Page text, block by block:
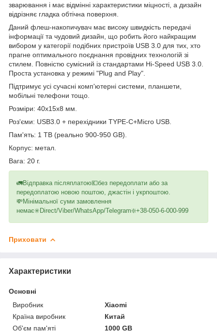
зварювання і має відмінні характеристики міцності, а дизайн
відрізняє гладка обтічна поверхня.
Даний флеш-накопичувач має високу швидкість передачі
інформації та чудовий дизайн, що робить його найкращим
вибором у категорії подібних пристроїв USB 3.0 для тих, хто
прагне оптимального поєднання провідних технологій зі
стилем. Повністю сумісний із стандартами Hi-Speed USB 3.0.
Проста установка у режимі "Plug and Play".
Підтримує усі сучасні комп'ютерні системи, планшети,
мобільні телефони тощо.
Розміри: 40x15x8 мм.
Роз'єми: USB3.0 + перехідники TYPE-C+Micro USB.
Пам'ять: 1 TB (реально 900-950 GB).
Корпус: метал.
Вага: 20 г.
🚛Відправка післяплатою💶без передоплати або за
передоплатою новою поштою, джастін і укрпоштою.
💸Мінімальної суми замовлення
немає✳️Direct/Viber/WhatsApp/Telegram❇️+38-050-6-000-999
Приховати
Характеристики
Основні
Виробник
Xiaomi
Країна виробник
Китай
Об'єм пам'яті
1000 GB